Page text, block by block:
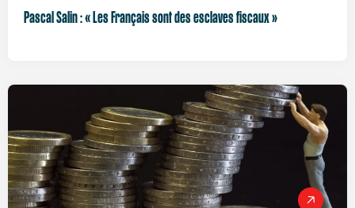
Pascal Salin : « Les Français sont des esclaves fiscaux »